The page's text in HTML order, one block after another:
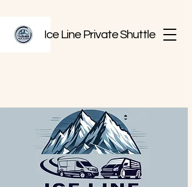
Ice Line Private Shuttle